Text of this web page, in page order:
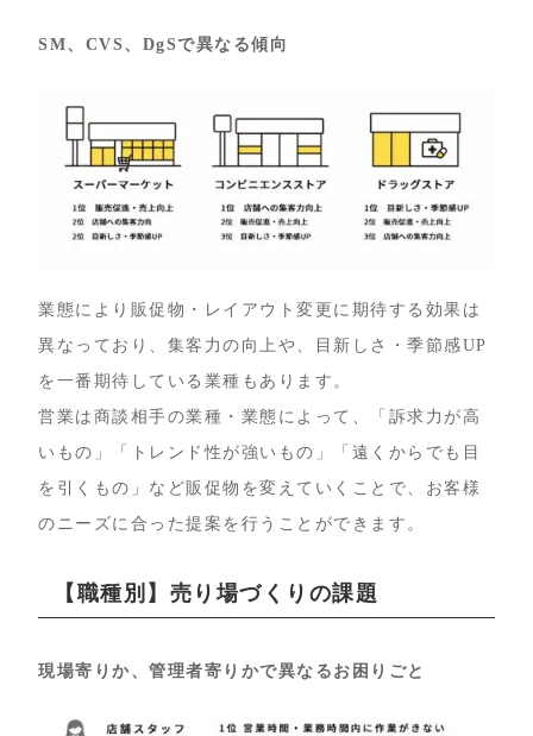
SM、CVS、DgSで異なる傾向
業態により販促物・レイアウト変更に期待する効果は
異なっており、集客力の向上や、目新しさ・季節感UP
を一番期待している業種もあります。
営業は商談相手の業種・業態によって、「訴求力が高
いもの」「トレンド性が強いもの」「遠くからでも目
を引くもの」など販促物を変えていくことで、お客様
のニーズに合った提案を行うことができます。
【職種別】売り場づくりの課題
現場寄りか、管理者寄りかで異なるお困りごと